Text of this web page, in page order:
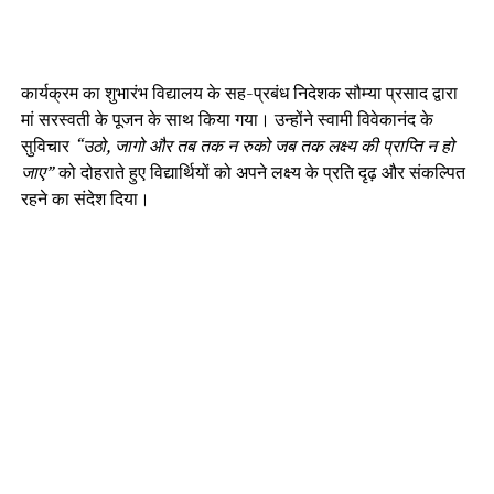
कार्यक्रम का शुभारंभ विद्यालय के सह-प्रबंध निदेशक सौम्या प्रसाद द्वारा
मां सरस्वती के पूजन के साथ किया गया। उन्होंने स्वामी विवेकानंद के
सुविचार “उठो, जागो और तब तक न रुको जब तक लक्ष्य की प्राप्ति न हो
जाए”को दोहराते हुए विद्यार्थियों को अपने लक्ष्य के प्रति दृढ़ और संकल्पित
रहने का संदेश दिया।